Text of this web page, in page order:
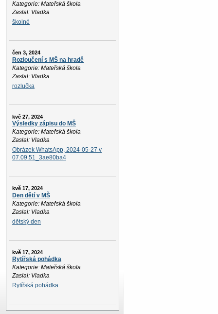
Kategorie: Mateřská škola
Zaslal: Vladka
školné
čen 3, 2024
Rozloučení s MŠ na hradě
Kategorie: Mateřská škola
Zaslal: Vladka
rozlučka
kvě 27, 2024
Výsledky zápisu do MŠ
Kategorie: Mateřská škola
Zaslal: Vladka
Obrázek WhatsApp, 2024-05-27 v
07.09.51_3ae80ba4
kvě 17, 2024
Den dětí v MŠ
Kategorie: Mateřská škola
Zaslal: Vladka
dětský den
kvě 17, 2024
Rytířská pohádka
Kategorie: Mateřská škola
Zaslal: Vladka
Rytířská pohádka